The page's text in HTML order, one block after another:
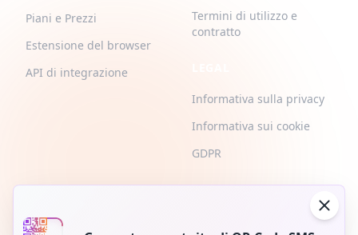
Piani e Prezzi
Estensione del browser
API di integrazione
Termini di utilizzo e
contratto
Informativa sulla privacy
Informativa sui cookie
GDPR